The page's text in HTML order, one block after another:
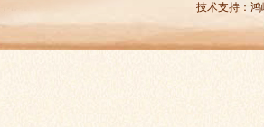
技术支持： 鸿